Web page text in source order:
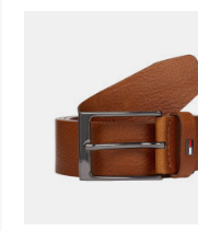
pièce est pensée
Que vous recherchiez
costume, un modèle
accessoire plus tendance,
tous les styles. Trouvez
en
Découvrez notre